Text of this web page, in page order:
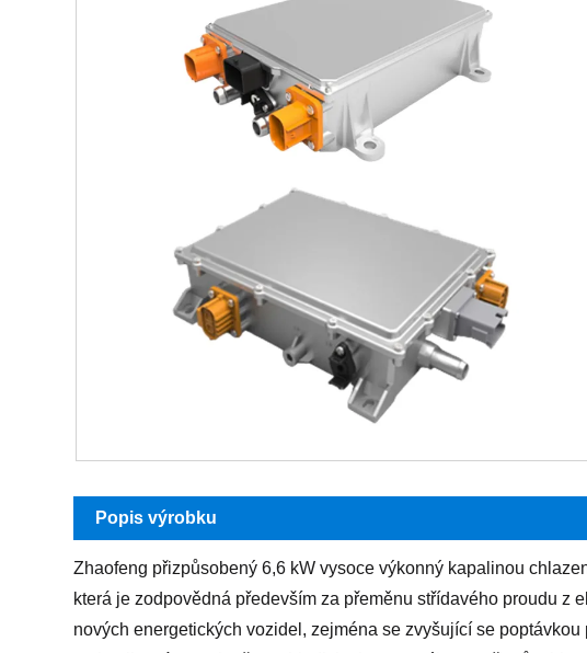
Popis výrobku
Zhaofeng přizpůsobený 6,6 kW vysoce výkonný kapalinou
která je zodpovědná především za přeměnu střídavého proudu
nových energetických vozidel, zejména se zvyšující se